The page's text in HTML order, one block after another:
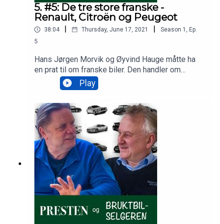
5. #5: De tre store franske -
Renault, Citroën og Peugeot
38:04 | Thursday, June 17, 2021 | Season 1 , Ep.
5
Hans Jørgen Morvik og Øyvind Hauge måtte ha
en prat til om franske biler. Den handler om
spesielle bedriftsledere, merkelige modellutvalg,
og en finurlig motor.
Play